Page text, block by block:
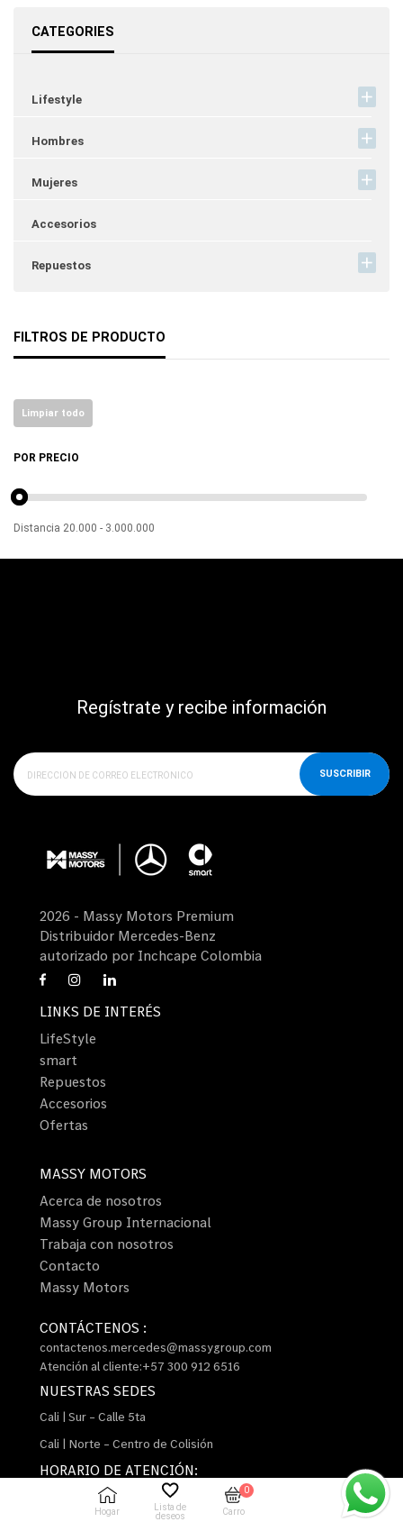
CATEGORIES
Lifestyle
Hombres
Mujeres
Accesorios
Repuestos
FILTROS DE PRODUCTO
Limpiar todo
POR PRECIO
Distancia 20.000 - 3.000.000
Regístrate y recibe información
SUSCRIBIR
2026 - Massy Motors Premium
Distribuidor Mercedes-Benz
autorizado por Inchcape Colombia
LINKS DE INTERÉS
LifeStyle
smart
Repuestos
Accesorios
Ofertas
MASSY MOTORS
Acerca de nosotros
Massy Group Internacional
Trabaja con nosotros
Contacto
Massy Motors
CONTÁCTENOS :
contactenos.mercedes@massygroup.com
Atención al cliente:+57 300 912 6516
NUESTRAS SEDES
Cali | Sur – Calle 5ta
Cali | Norte – Centro de Colisión
HORARIO DE ATENCIÓN:
L a V 8:00 am a 5:30 pm y sábados 9:00 am a 3:00
Hogar
Lista de
deseos
0
Carro